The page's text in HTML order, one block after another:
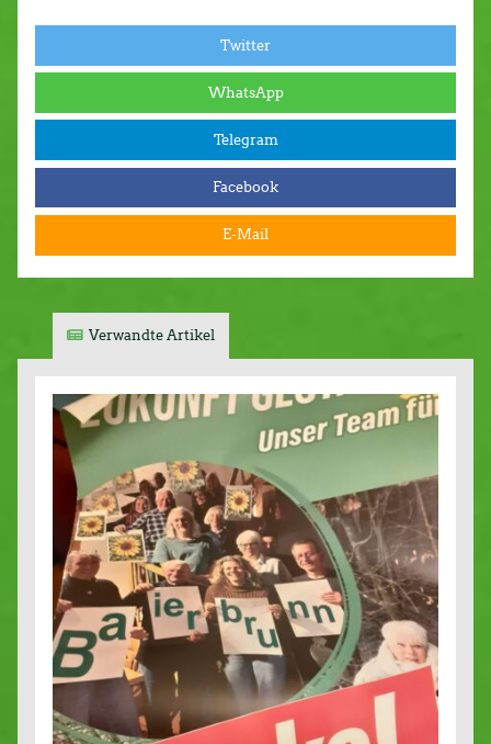
Twitter
WhatsApp
Telegram
Facebook
E-Mail
Verwandte Artikel